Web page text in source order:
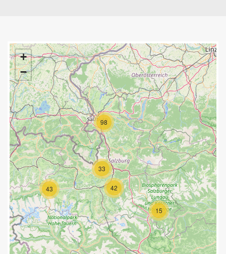
15
33
42
43
98
+
−